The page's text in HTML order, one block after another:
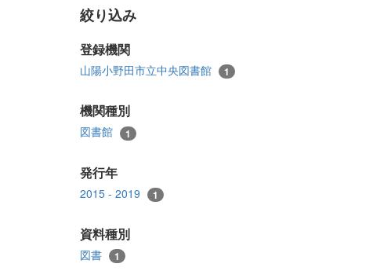
絞り込み
登録機関
山陽小野田市立中央図書館 1
機関種別
図書館 1
発行年
2015 - 2019 1
資料種別
図書 1